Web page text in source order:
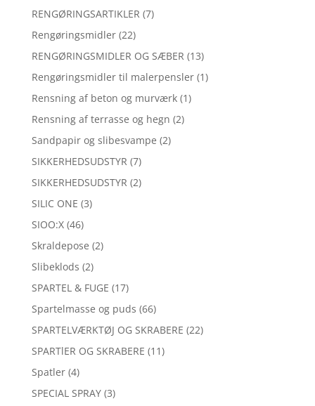
RENGØRINGSARTIKLER (7)
Rengøringsmidler (22)
RENGØRINGSMIDLER OG SÆBER (13)
Rengøringsmidler til malerpensler (1)
Rensning af beton og murværk (1)
Rensning af terrasse og hegn (2)
Sandpapir og slibesvampe (2)
SIKKERHEDSUDSTYR (7)
SIKKERHEDSUDSTYR (2)
SILIC ONE (3)
SIOO:X (46)
Skraldepose (2)
Slibeklods (2)
SPARTEL & FUGE (17)
Spartelmasse og puds (66)
SPARTELVÆRKTØJ OG SKRABERE (22)
SPARTlER OG SKRABERE (11)
Spatler (4)
SPECIAL SPRAY (3)